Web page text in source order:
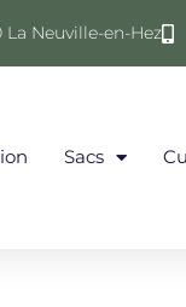
La Neuville-en-Hez
Sacs